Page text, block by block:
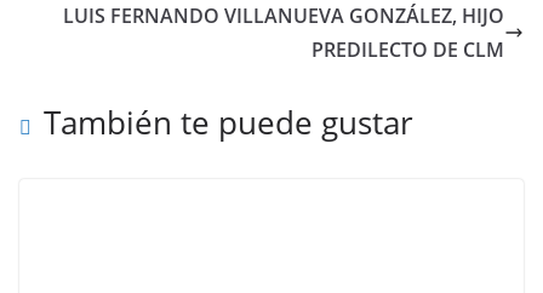
LUIS FERNANDO VILLANUEVA GONZÁLEZ, HIJO
PREDILECTO DE CLM
También te puede gustar